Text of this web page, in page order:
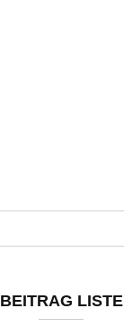
BEITRAG LISTE